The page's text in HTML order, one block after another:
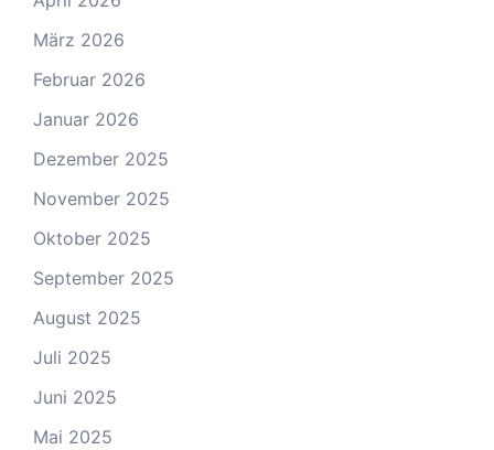
März 2026
Februar 2026
Januar 2026
Dezember 2025
November 2025
Oktober 2025
September 2025
August 2025
Juli 2025
Juni 2025
Mai 2025